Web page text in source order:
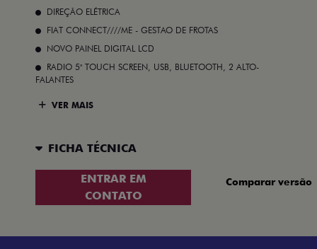
DIREÇÃO ELÉTRICA
FIAT CONNECT////ME - GESTAO DE FROTAS
NOVO PAINEL DIGITAL LCD
RADIO 5" TOUCH SCREEN, USB, BLUETOOTH, 2 ALTO-
FALANTES
VER MAIS
FICHA TÉCNICA
ENTRAR EM
CONTATO
Comparar versão